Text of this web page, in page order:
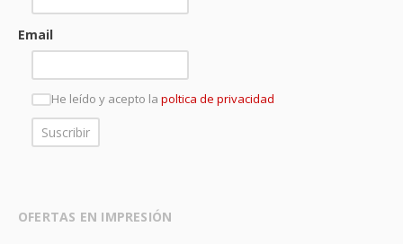
Email
He leído y acepto la poltica de privacidad
OFERTAS EN IMPRESIÓN